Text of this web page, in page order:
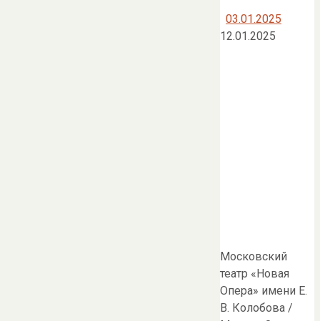
03.01.2025
12.01.2025
Московский
театр «Новая
Опера» имени Е.
В. Колобова /